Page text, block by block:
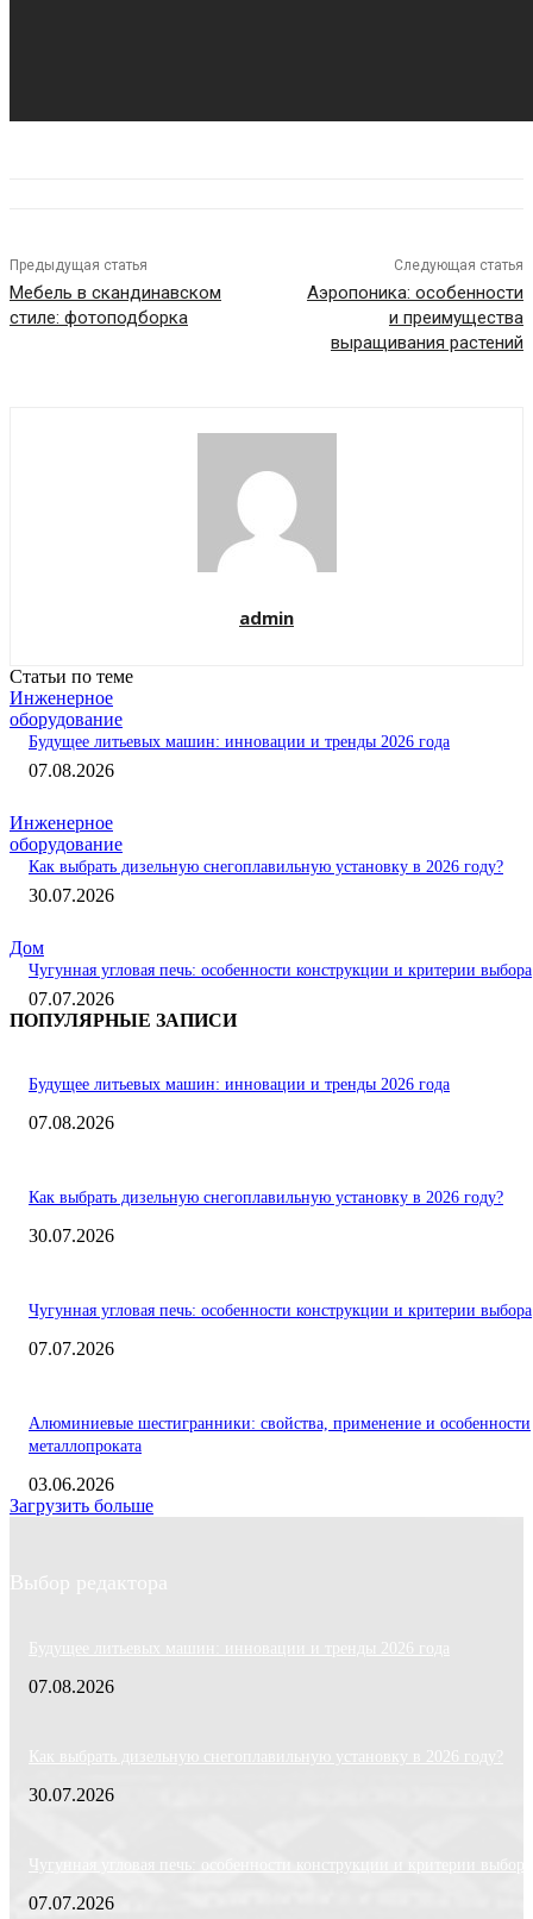
Предыдущая статья
Мебель в скандинавском
стиле: фотоподборка
Следующая статья
Аэропоника: особенности
и преимущества
выращивания растений
admin
Статьи по теме
Инженерное
оборудование
Будущее литьевых машин: инновации и тренды 2026 года
07.08.2026
Инженерное
оборудование
Как выбрать дизельную снегоплавильную установку в 2026 году?
30.07.2026
Дом
Чугунная угловая печь: особенности конструкции и критерии выбора
07.07.2026
ПОПУЛЯРНЫЕ ЗАПИСИ
Будущее литьевых машин: инновации и тренды 2026 года
07.08.2026
Как выбрать дизельную снегоплавильную установку в 2026 году?
30.07.2026
Чугунная угловая печь: особенности конструкции и критерии выбора
07.07.2026
Алюминиевые шестигранники: свойства, применение и особенности
металлопроката
03.06.2026
Загрузить больше
Выбор редактора
Будущее литьевых машин: инновации и тренды 2026 года
07.08.2026
Как выбрать дизельную снегоплавильную установку в 2026 году?
30.07.2026
Чугунная угловая печь: особенности конструкции и критерии выбора
07.07.2026